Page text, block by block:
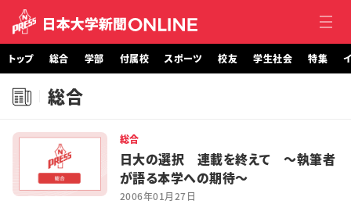
トップ
総合
学部・大学院
トップ 総合 学部 付属校 スポーツ 校友 学生社会 特集
総合
総合
日大の選択 連載を終えて ～執筆者
が語る本学への期待～
2006年01月27日